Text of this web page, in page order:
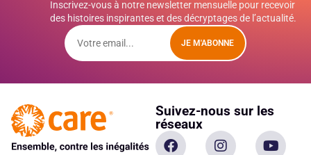
Inscrivez-vous à notre newsletter mensuelle pour recevoir
des histoires inspirantes et des décryptages de l’actualité.
JE M'ABONNE
Suivez-nous sur les
réseaux